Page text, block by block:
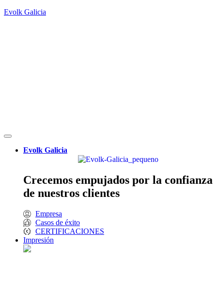
Evolk Galicia
Evolk Galicia
Crecemos empujados por la confianza
de nuestros clientes
Empresa
Casos de éxito
CERTIFICACIONES
Impresión